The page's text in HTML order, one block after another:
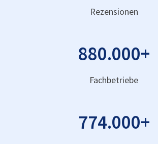
Rezensionen
880.000+
Fachbetriebe
774.000+